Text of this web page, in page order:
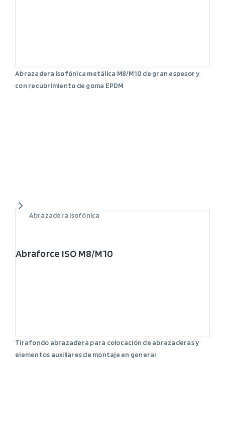
Abrazadera isofónica metálica M8/M10 de gran espesor y
con recubrimiento de goma EPDM
Abrazadera isofónica
Abraforce ISO M8/M10
Tirafondo abrazadera para colocación de abrazaderas y
elementos auxiliares de montaje en general